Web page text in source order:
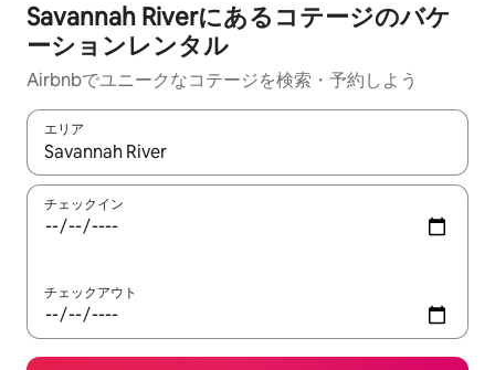
Savannah Riverにあるコテージのバケ
ーションレンタル
Airbnbでユニークなコテージを検索・予約しよう
エリア
検索結果が表示されたら、上下の矢印キーを使って移動するか
チェックイン
チェックアウト